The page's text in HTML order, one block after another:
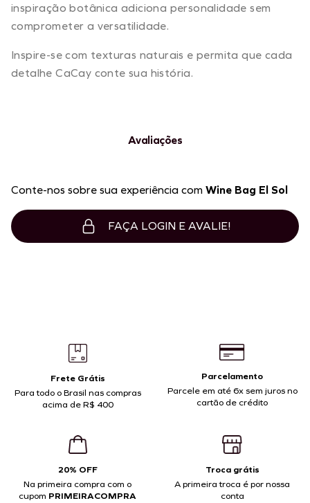
inspiração botânica adiciona personalidade sem
comprometer a versatilidade.
Inspire-se com texturas naturais e permita que cada
detalhe CaCay conte sua história.
Avaliações
Conte-nos sobre sua experiência com Wine Bag El Sol
FAÇA LOGIN E AVALIE!
Frete Grátis
Para todo o Brasil nas compras
acima de R$ 400
Parcelamento
Parcele em até 6x sem juros no
cartão de crédito
20% OFF
Na primeira compra com o
cupom PRIMEIRACOMPRA
Troca grátis
A primeira troca é por nossa
conta